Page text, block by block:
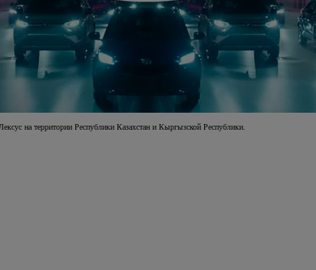
на территории Республики Казахстан и Кыргызской Республики.